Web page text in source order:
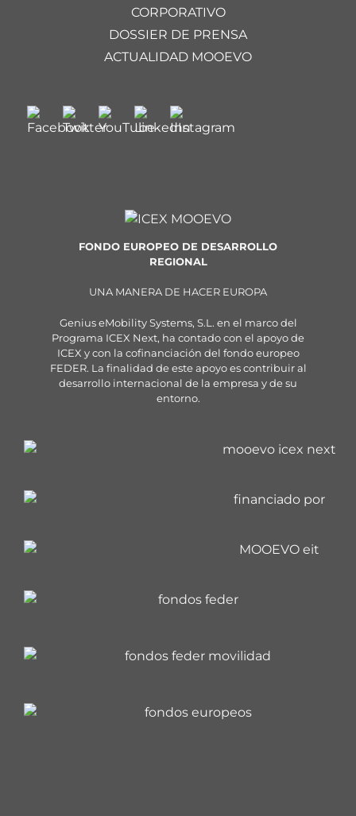
CORPORATIVO
DOSSIER DE PRENSA
ACTUALIDAD MOOEVO
FONDO EUROPEO DE DESARROLLO
REGIONAL
UNA MANERA DE HACER EUROPA
Genius eMobility Systems, S.L. en el marco del
Programa ICEX Next, ha contado con el apoyo de
ICEX y con la cofinanciación del fondo europeo
FEDER. La finalidad de este apoyo es contribuir al
desarrollo internacional de la empresa y de su
entorno.